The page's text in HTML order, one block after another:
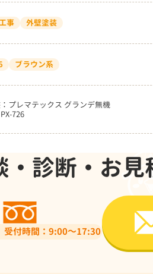
事 外壁塗装
ブラウン系
プレマテックス グランデ無機
726
・診断・お見
受付時間：9:00～17:30